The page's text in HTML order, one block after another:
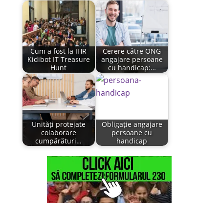
Cum a fost la IHR
Kidibot IT Treasure
Hunt
Cerere către ONG
angajare persoane
cu handicap:…
Unități protejate
colaborare
cumpărături…
Obligație angajare
persoane cu
handicap